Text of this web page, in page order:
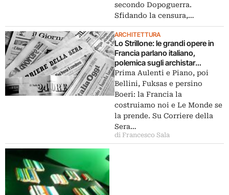
secondo Dopoguerra.
Sfidando la censura,…
ARCHITETTURA
Lo Strillone: le grandi opere in
Francia parlano italiano,
polemica sugli archistar
nostrani innescata da Le
Monde e ripresa da Corriere
della Sera. E poi la beat
generation di Ferlinghetti al
Museo Archeologico di Napoli,
come funzionano i musei ad
Amsterdam, Beatles all’asta…
Prima Aulenti e Piano, poi
Bellini, Fuksas e persino
Boeri: la Francia la
costruiamo noi e Le Monde se
la prende. Su Corriere della
Sera…
di Francesco Sala